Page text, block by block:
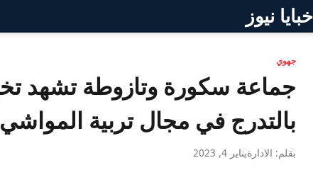
خبايا نيوز
جهوي
بالتدرج في مجال تربية المواشي
بقلم: الادارةيناير 4, 2023